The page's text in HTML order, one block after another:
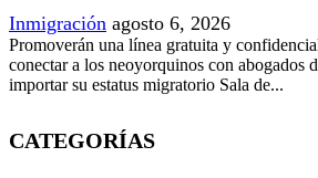
Inmigración agosto 6, 2026
Promoverán una línea gratuita y
conectar a los neoyorquinos con abogados
importar su estatus migratorio Sala de...
CATEGORÍAS